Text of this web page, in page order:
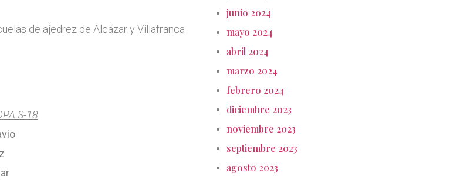
de ajedrez de Alcázar y Villafranca
S-18
junio 2024
mayo 2024
abril 2024
marzo 2024
febrero 2024
diciembre 2023
noviembre 2023
septiembre 2023
agosto 2023